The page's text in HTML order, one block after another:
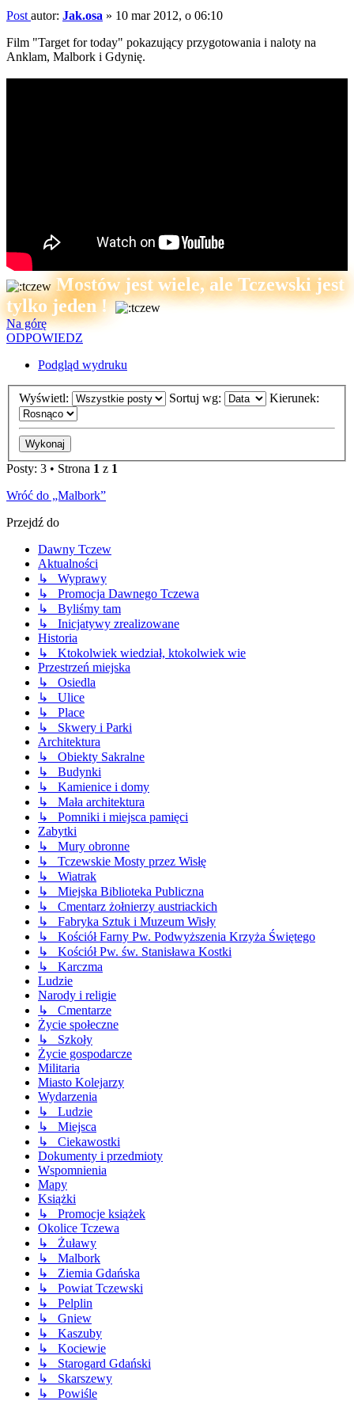
Post autor: Jak.osa » 10 mar 2012, o 06:10
Film "Target for today" pokazujący przygotowania i naloty na
Anklam, Malbork i Gdynię.
Mostów jest wiele, ale Tczewski jest
tylko jeden !
Na górę
ODPOWIEDZ
Podgląd wydruku
Wyświetl: Sortuj wg: Kierunek:
Posty: 3 • Strona 1 z 1
Wróć do „Malbork”
Przejdź do
Dawny Tczew
Aktualności
↳ Wyprawy
↳ Promocja Dawnego Tczewa
↳ Byliśmy tam
↳ Inicjatywy zrealizowane
Historia
↳ Ktokolwiek wiedział, ktokolwiek wie
Przestrzeń miejska
↳ Osiedla
↳ Ulice
↳ Place
↳ Skwery i Parki
Architektura
↳ Obiekty Sakralne
↳ Budynki
↳ Kamienice i domy
↳ Mała architektura
↳ Pomniki i miejsca pamięci
Zabytki
↳ Mury obronne
↳ Tczewskie Mosty przez Wisłę
↳ Wiatrak
↳ Miejska Biblioteka Publiczna
↳ Cmentarz żołnierzy austriackich
↳ Fabryka Sztuk i Muzeum Wisły
↳ Kościół Farny Pw. Podwyższenia Krzyża Świętego
↳ Kościół Pw. św. Stanisława Kostki
↳ Karczma
Ludzie
Narody i religie
↳ Cmentarze
Życie społeczne
↳ Szkoły
Życie gospodarcze
Militaria
Miasto Kolejarzy
Wydarzenia
↳ Ludzie
↳ Miejsca
↳ Ciekawostki
Dokumenty i przedmioty
Wspomnienia
Mapy
Książki
↳ Promocje książek
Okolice Tczewa
↳ Żuławy
↳ Malbork
↳ Ziemia Gdańska
↳ Powiat Tczewski
↳ Pelplin
↳ Gniew
↳ Kaszuby
↳ Kociewie
↳ Starogard Gdański
↳ Skarszewy
↳ Powiśle